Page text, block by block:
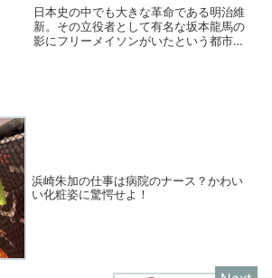
日本史の中でも大きな革命である明治維
新。その立役者として有名な坂本龍馬の
影にフリーメイソンがいたという都市伝
浜崎朱加の仕事は病院のナース？かわい
い化粧姿に驚愕せよ！